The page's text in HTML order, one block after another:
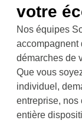
votre
Nos équipes
accompagnent
démarches de
Que vous
individuel,
entreprise, nos
entière